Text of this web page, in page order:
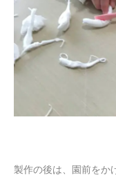
製作の後は、園前をか